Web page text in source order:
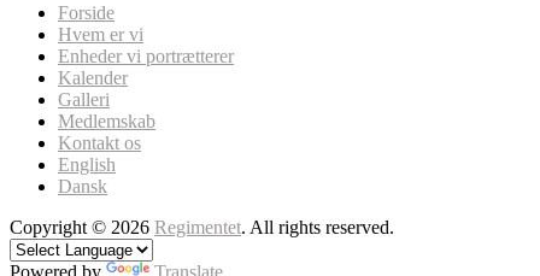
Forside
Hvem er vi
Enheder vi portrætterer
Kalender
Galleri
Medlemskab
Kontakt os
English
Dansk
Copyright © 2026 Regimentet. All rights reserved.
Powered by Translate